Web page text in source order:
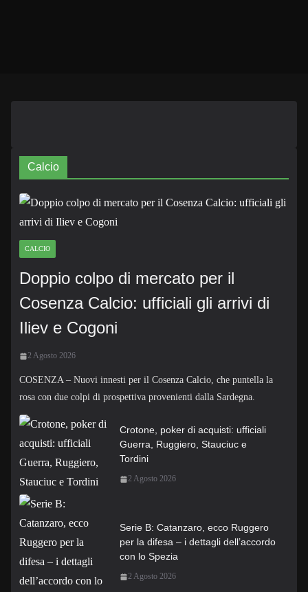
Calcio
CALCIO
Doppio colpo di mercato per il
Cosenza Calcio: ufficiali gli arrivi di
Iliev e Cogoni
2 Agosto 2026
COSENZA – Nuovi innesti per il Cosenza Calcio, che puntella la
rosa con due colpi di prospettiva provenienti dalla Sardegna.
Crotone, poker di acquisti: ufficiali
Guerra, Ruggiero, Stauciuc e
Tordini
2 Agosto 2026
Serie B: Catanzaro, ecco Ruggero
per la difesa – i dettagli dell’accordo
con lo Spezia
2 Agosto 2026